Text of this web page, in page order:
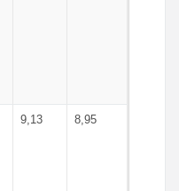
9,13 8,95